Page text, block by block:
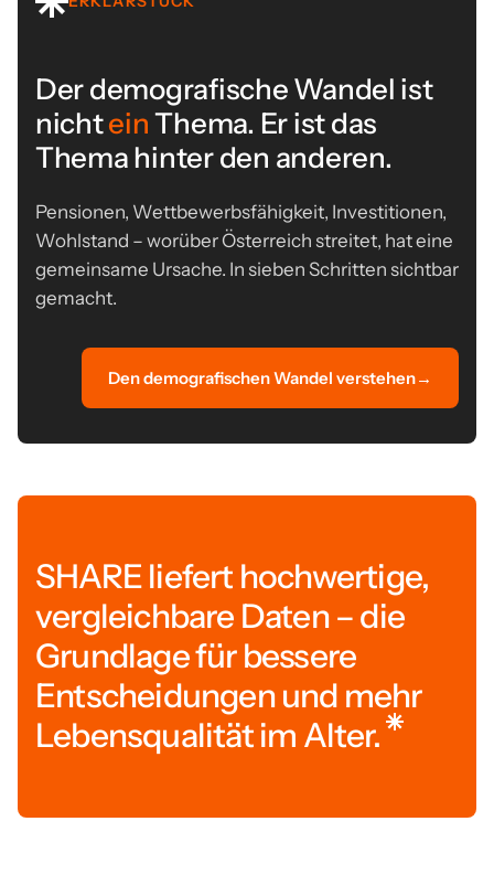
Der demografische Wandel ist
nichteinThema. Er ist das
Thema hinter den anderen.
Pensionen, Wettbewerbsfähigkeit, Investitionen,
Wohlstand – worüber Österreich streitet, hat eine
gemeinsame Ursache. In sieben Schritten sichtbar
gemacht.
Den demografischen Wandel verstehen→
SHARE liefert hochwertige,
vergleichbare Daten – die
Grundlage für bessere
Entscheidungen und mehr
Lebensqualität im Alter.